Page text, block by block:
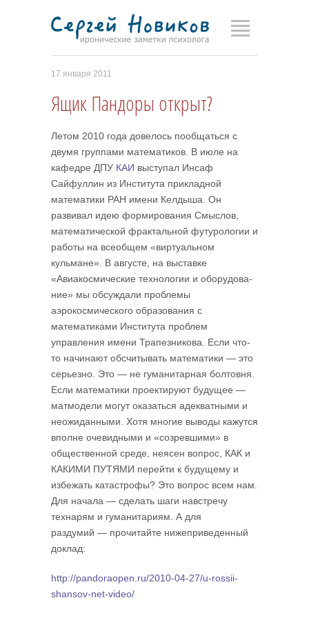
17 января 2011
Ящик Пандоры открыт?
Летом 2010 года довелось пообщаться с
двумя группами математиков. В июле на
кафедре ДПУ КАИ выступал Инсаф
Сайфуллин из Института прикладной
математики РАН имени Келдыша. Он
развивал идею формирования Смыслов,
математической фрактальной футурологии и
работы на всеобщем «виртуальном
кульмане». В августе, на выставке
«Авиакосмические технологии и оборудо­ва­
ние» мы обсуждали проблемы
аэрокосмического образования с
математиками Института проблем
управления имени Трапезникова. Если что-
то начинают обсчитывать математики — это
серьезно. Это — не гуманитарная болтовня.
Если математики проектируют будущее —
матмодели могут оказаться адекват­ными и
неожиданными. Хотя многие выводы кажутся
вполне очевидными и «созревшими» в
общественной среде, неясен вопрос, КАК и
КАКИМИ ПУТЯМИ перейти к будущему и
избежать катастрофы? Это вопрос всем нам.
Для начала — сделать шаги навстречу
технарям и гуманитариям. А для
раздумий — прочитайте нижеприведенный
доклад:
http://pandoraopen.ru/2010-04-27/u-rossii-
shansov-net-video/